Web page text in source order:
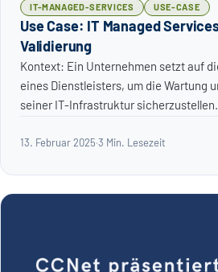
IT-MANAGED-SERVICES USE-CASE
Use Case: IT Managed
Validierung
Kontext: Ein Unternehmen setzt auf die IT Managed Services
eines Dienstleisters, um die Wartung
seiner IT-Infrastruktur sicherzustellen...
13. Februar 2025·3 Min. Lesezeit